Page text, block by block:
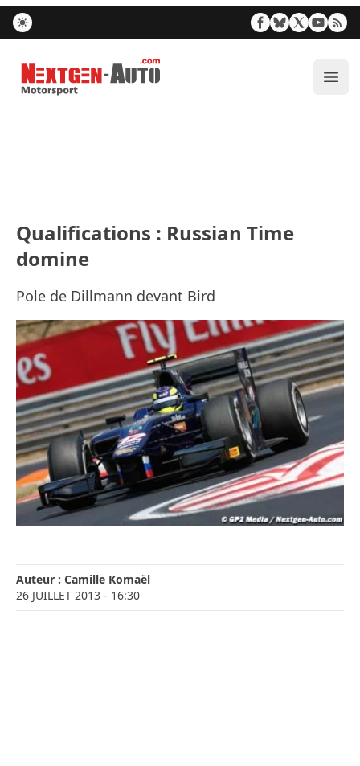
Nextgen-Auto.com
Qualifications : Russian Time
domine
Pole de Dillmann devant Bird
Auteur : Camille Komaël
26 JUILLET 2013 - 16:30